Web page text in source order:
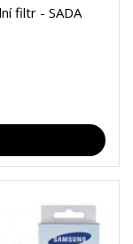
filtr - SADA